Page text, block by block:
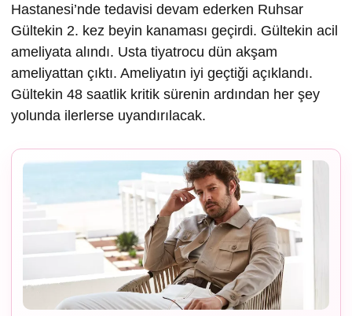
Hastanesi’nde tedavisi devam ederken Ruhsar
Gültekin 2. kez beyin kanaması geçirdi. Gültekin acil
ameliyata alındı. Usta tiyatrocu dün akşam
ameliyattan çıktı. Ameliyatın iyi geçtiği açıklandı.
Gültekin 48 saatlik kritik sürenin ardından her şey
yolunda ilerlerse uyandırılacak.